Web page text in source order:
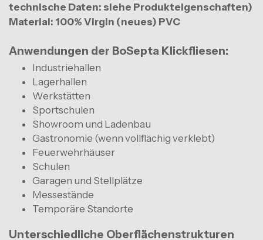
technische Daten: siehe Produkteigenschaften)
Material: 100% Virgin (neues) PVC
Anwendungen der BoSepta Klickfliesen:
Industriehallen
Lagerhallen
Werkstätten
Sportschulen
Showroom und Ladenbau
Gastronomie (wenn vollflächig verklebt)
Feuerwehrhäuser
Schulen
Garagen und Stellplätze
Messestände
Temporäre Standorte
Unterschiedliche Oberflächenstrukturen